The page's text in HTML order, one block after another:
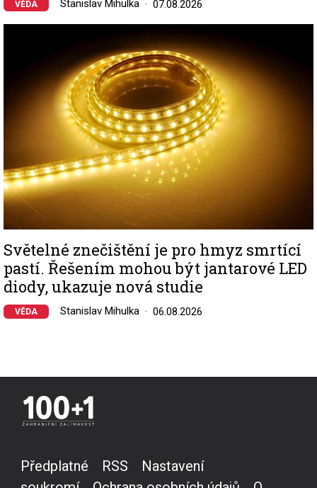
VĚDA Stanislav Mihulka 07.08.2026
Světelné znečištění je pro hmyz smrtící
pastí. Řešením mohou být jantarové LED
diody, ukazuje nová studie
VĚDA Stanislav Mihulka 06.08.2026
Předplatné RSS
Nastavení